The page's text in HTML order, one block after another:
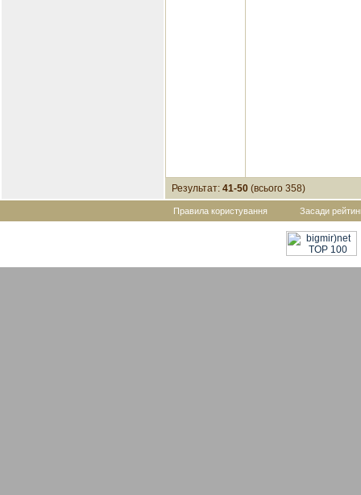
Результат: 41-50 (всього 358)
Правила користування Засади